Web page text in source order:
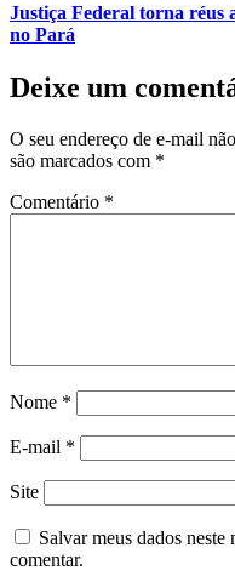
Justiça Federal torna réus
no Pará
Deixe um
O seu endereço de e-mail
são marcados com *
Comentário *
Nome *
E-mail *
Site
Salvar meus dados
comentar.